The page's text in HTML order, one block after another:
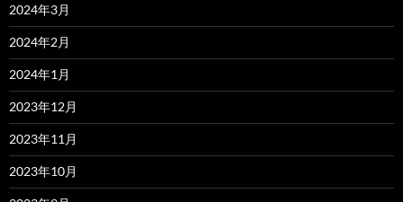
2024年3月
2024年2月
2024年1月
2023年12月
2023年11月
2023年10月